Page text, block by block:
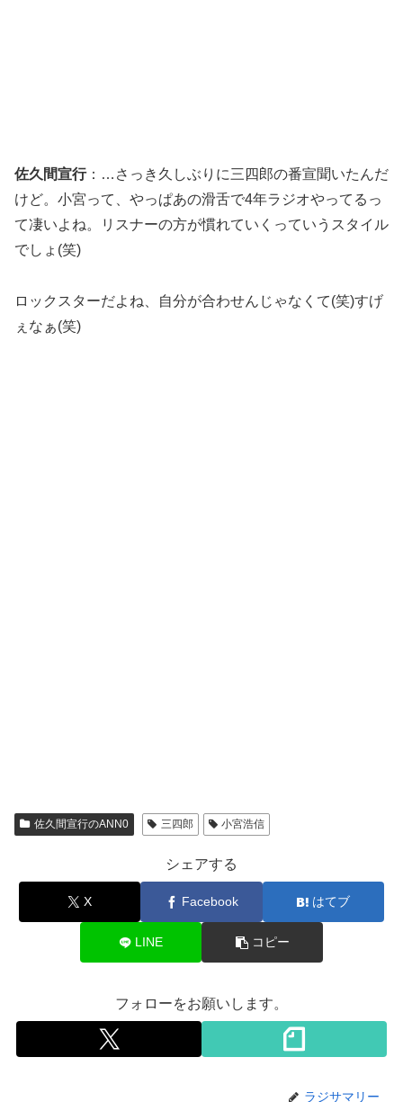
佐久間宣行：…さっき久しぶりに三四郎の番宣聞いたんだ
けど。小宮って、やっぱあの滑舌で4年ラジオやってるっ
て凄いよね。リスナーの方が慣れていくっていうスタイル
でしょ(笑)
ロックスターだよね、自分が合わせんじゃなくて(笑)すげ
ぇなぁ(笑)
佐久間宣行のANN0 三四郎 小宮浩信
シェアする
X Facebook はてブ
LINE コピー
フォローをお願いします。
ラジサマリー